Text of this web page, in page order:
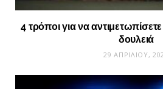
4 τρόποι για να
δουλειά
29 ΑΠΡΙΛΊΟΥ,